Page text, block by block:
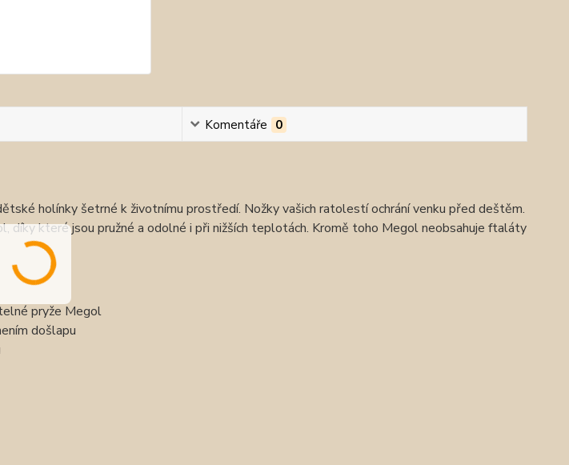
Komentáře 0
holínky šetrné k životnímu prostředí. Nožky vašich ratolestí ochrání venku před deštěm.
díky které jsou pružné a odolné i při nižších teplotách. Kromě toho Megol neobsahuje ftaláty
pryže Megol
došlapu